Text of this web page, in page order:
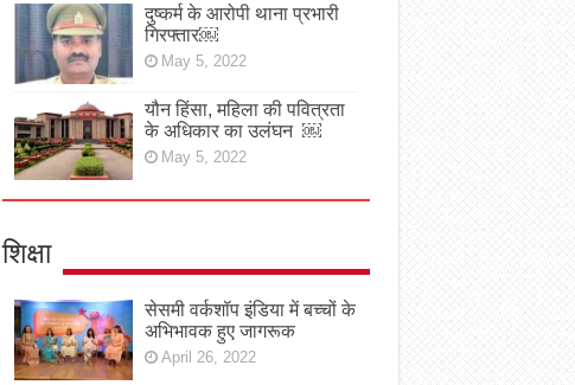
दुष्कर्म के आरोपी थाना प्रभारी
गिरफ्तार￼
May 5, 2022
यौन हिंसा, महिला की पवित्रता
के अधिकार का उलंघन ￼
May 5, 2022
शिक्षा
सेसमी वर्कशॉप इंडिया में बच्चों के
अभिभावक हुए जागरूक
April 26, 2022